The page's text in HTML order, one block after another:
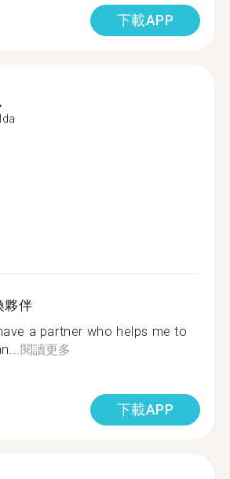
下載APP
夥伴
a partner who helps me to
閱讀更多
下載APP